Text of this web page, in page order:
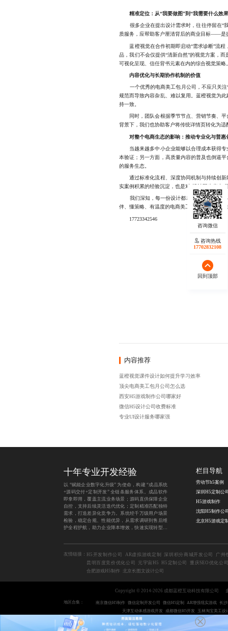
精准定位：从“我要做图”到“我需要什么效
很多企业在提出设计需求时，往往停留在“我
质服务，应帮助客户厘清背后的商业目标——是
蓝橙视觉在合作初期即启动“需求诊断”流程
品，我们不会仅提供“清新自然”的视觉方案，
可视化呈现、信任背书元素在内的综合视觉策
内容优化与长期协作机制的价值
一个优秀的电商美工包月公司，不应只关注“
规范而导致内容杂乱、难以复用。蓝橙视觉为此
持一致。
同时，团队会根据季节节点、营销节奏、平
背景下，我们也协助客户将传统详情页转化为
对整个电商生态的影响：推动专业化与普惠
当越来越多中小企业能够以合理成本获得专
本验证；另一方面，高质量内容的普及也倒逼
的服务生态。
通过标准化流程、深度协同机制与持续创新
实案例积累的经验沉淀，也是对“设计即生产力”
我们深知，每一份设计都承载着品牌的期待
伴、懂策略、有温度的电商美工包月公司，不
17723342546
内容推荐
蓝橙视觉课件设计如何提升学习效率
顶尖电商美工包月公司怎么选
西安H5游戏制作公司哪家好
微信H5设计公司收费标准
专业UI设计服务哪家强
咨询热线
17702832108
回到顶部
十年专业开发经验
以 “赋能企业数字化升级” 为使命，构建 “成品系统
+源码交付+定制开发” 全链条服务体系。成品软件
即拿即用，覆盖主流业务场景；源码直供保障企业
自控，支持后续灵活迭代优化；定制精准匹配独特
需求，打造差异化竞争力。系统经千万级用户场景
检验，稳定合规、性能优异，从需求调研到售后维
护全程护航，助力企业降本增效，快速实现转型目
栏目导航
劳动节h5案例
深圳H5定制公
H5游戏制作
沈阳H5制作公
北京H5游戏定
友情链接： H5开发制作公司 AR虚拟游戏定制 深圳积分商城开发公司
广州
昆明百度竞价优化公司
元宇宙H5 H5定制公司
重庆SEO优化公
合肥游戏H5制作 北京长图文设计公司
Copyright © 2014-2026 成都蓝橙互动科技有限公司
地区合集： 南京微信H5制作 微信定制开发公司 微信H5定制 AR增强现实游戏 长
天津互动体感游戏开发
成都微信H5开发 玉林淘宝美工设